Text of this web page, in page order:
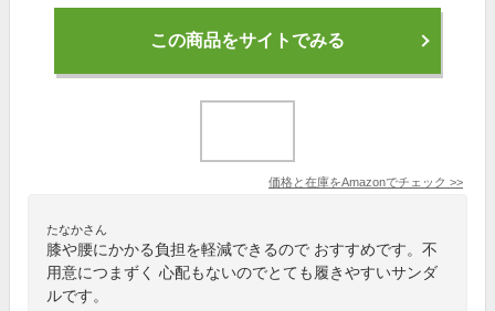
この商品をサイトでみる
価格と在庫をAmazonでチェック >>
たなかさん
膝や腰にかかる負担を軽減できるので おすすめです。不
用意につまずく 心配もないのでとても履きやすいサンダ
ルです。